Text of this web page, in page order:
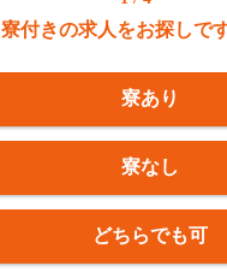
寮付きの求人をお探しで
寮あり
寮なし
どちらでも可